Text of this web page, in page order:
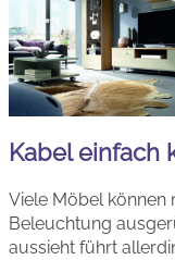
Kabel einfach
Viele Möbel können
Beleuchtung
aussieht führt